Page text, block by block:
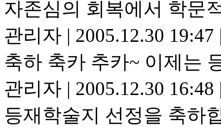
자존심의 회복에서 학문
관리자 | 2005.12.30 19:47
축하 축카 추카~ 이제는
관리자 | 2005.12.30 16:48
등재학술지 선정을 축하